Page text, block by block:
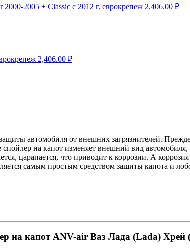
2005 + Classic с 2012 г. еврокрепеж 2,406.00 ₽
2,406.00 ₽
автомобиля от внешних загрязнителей.
на капот изменяет внешний вид
царапается, что приводит к коррозии. А
самым простым средством защиты капота и
на капот ANV-air Ваз Лада (Lada) Хрей